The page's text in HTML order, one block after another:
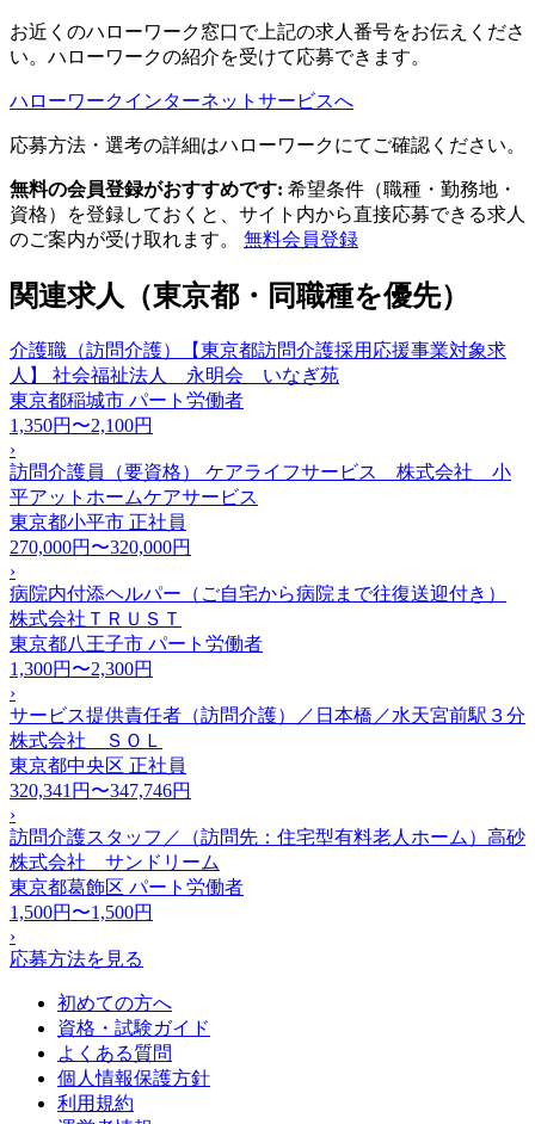
お近くのハローワーク窓口で上記の求人番号をお伝えくださ
い。ハローワークの紹介を受けて応募できます。
ハローワークインターネットサービスへ
応募方法・選考の詳細はハローワークにてご確認ください。
無料の会員登録がおすすめです: 希望条件（職種・勤務地・
資格）を登録しておくと、サイト内から直接応募できる求人
のご案内が受け取れます。 無料会員登録
関連求人（東京都・同職種を優先）
介護職（訪問介護）【東京都訪問介護採用応援事業対象求
人】 社会福祉法人 永明会 いなぎ苑
東京都稲城市 パート労働者
1,350円〜2,100円
›
訪問介護員（要資格） ケアライフサービス 株式会社 小
平アットホームケアサービス
東京都小平市 正社員
270,000円〜320,000円
›
病院内付添ヘルパー（ご自宅から病院まで往復送迎付き）
株式会社ＴＲＵＳＴ
東京都八王子市 パート労働者
1,300円〜2,300円
›
サービス提供責任者（訪問介護）／日本橋／水天宮前駅３分
株式会社 ＳＯＬ
東京都中央区 正社員
320,341円〜347,746円
›
訪問介護スタッフ／（訪問先：住宅型有料老人ホーム）高砂
株式会社 サンドリーム
東京都葛飾区 パート労働者
1,500円〜1,500円
›
応募方法を見る
初めての方へ
資格・試験ガイド
よくある質問
個人情報保護方針
利用規約